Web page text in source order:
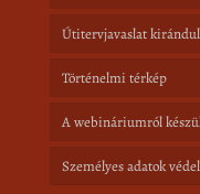
Útitervjavaslat
Történelmi térkép
A webináriumról
Személyes adatok